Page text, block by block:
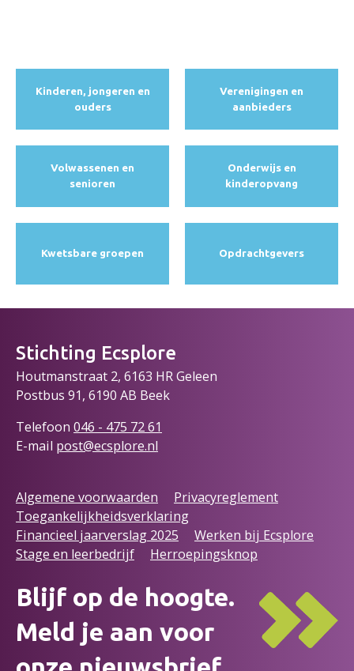
Kinderen, jongeren en
ouders
Verenigingen en
aanbieders
Volwassenen en
senioren
Onderwijs en
kinderopvang
Kwetsbare groepen Opdracht­gevers
Stichting Ecsplore
Houtmanstraat 2, 6163 HR Geleen
Postbus 91, 6190 AB Beek
Telefoon 046 - 475 7261
E-mail post@ecsplore.nl
Algemene voorwaarden
Privacyreglement
Toegankelijkheidsverklaring
Financieel jaarverslag 2025
Werken bij Ecsplore
Stage en leerbedrijf
Herroepingsknop
Blijf op de hoogte.
Meld je aan voor